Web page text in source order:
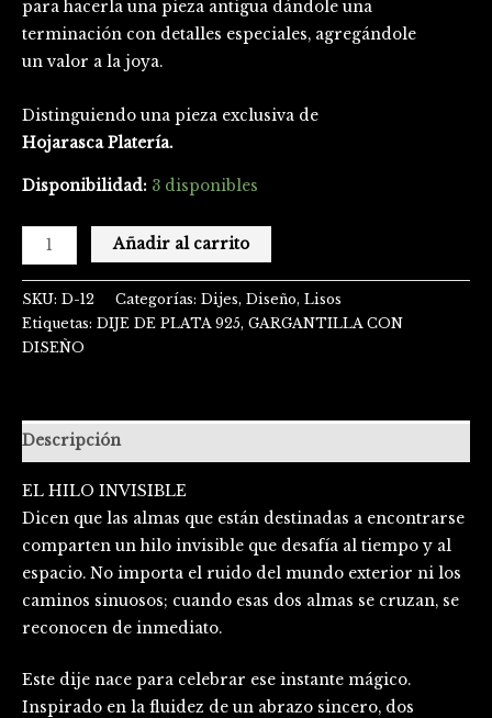
para hacerla una pieza antigua dándole una
terminación con detalles especiales, agregándole
un valor a la joya.
Distinguiendo una pieza exclusiva de
Hojarasca Platería.
Disponibilidad: 3 disponibles
Añadir al carrito
SKU: D-12 Categorías: Dijes, Diseño, Lisos
Etiquetas: DIJE DE PLATA 925, GARGANTILLA CON
DISEÑO
Descripción
EL HILO INVISIBLE
Dicen que las almas que están destinadas a encontrarse
comparten un hilo invisible que desafía al tiempo y al
espacio. No importa el ruido del mundo exterior ni los
caminos sinuosos; cuando esas dos almas se cruzan, se
reconocen de inmediato.
Este dije nace para celebrar ese instante mágico.
Inspirado en la fluidez de un abrazo sincero, dos